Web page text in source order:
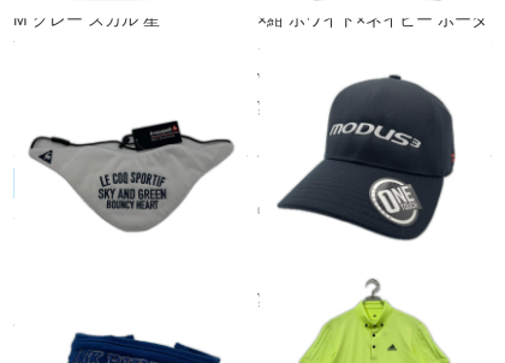
M グレー スカル 星
¥3,850
×紺 ホワイト×ネイビー ボーダ
ー 4wayストレッチ 吸汗速乾 U
V
¥2,750
le coq sportif/ルコックスポルティフ
未使用品 ルコックスポルティ
¥1,980 税込
中古 キャップ フリー 黒 ブラ
ック N.S.PRO MODUS3 ブラ
¥2,750 税込